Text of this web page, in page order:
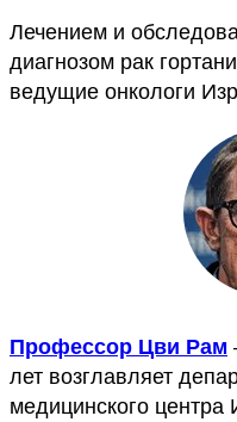
Лечением и
диагнозом рак
ведущие онкологи
Профессор Цви Рам
лет возглавляет
медицинского